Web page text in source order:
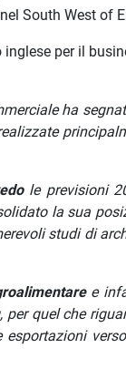
South West of
per il
ha
le previsioni
la sua
studi di
e
quel che